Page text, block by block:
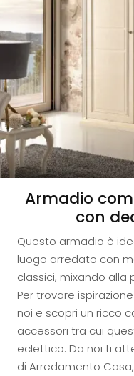
Armadio
con
Questo armadio è
luogo arredato con
classici, mixando alla
Per trovare
noi e scopri un ricco
accessori tra cui
eclettico. Da noi ti
di Arredamento